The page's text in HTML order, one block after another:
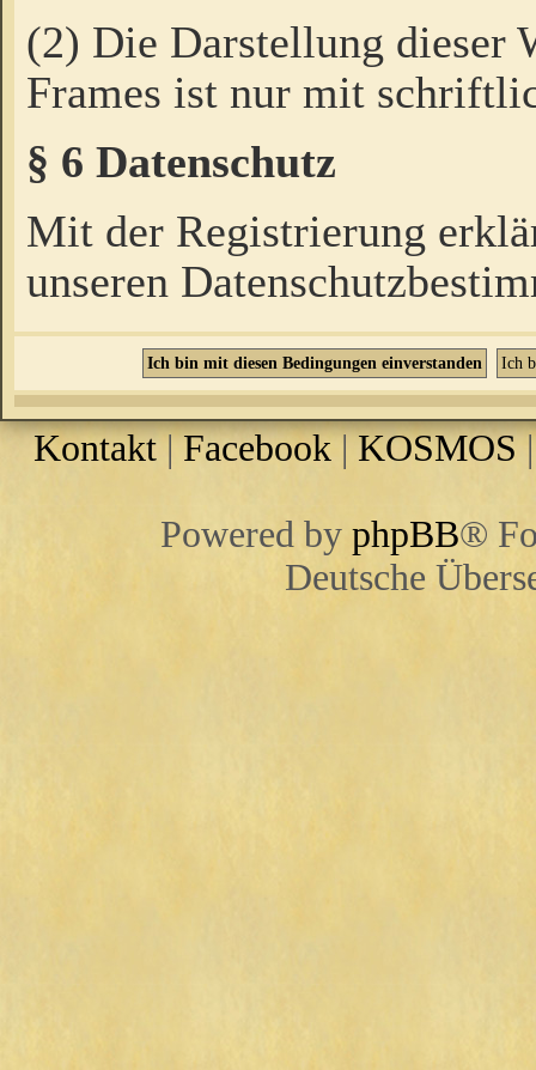
(2) Die Darstellung dieser
Frames ist nur mit
§ 6 Datenschutz
Mit der Registrierung
unseren
Kontakt |Facebook | KOSMOS
Powered by phpBB®
Deutsche